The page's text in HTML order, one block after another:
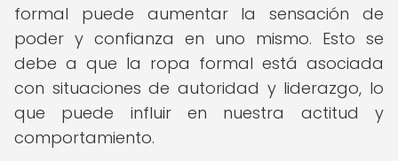
formal puede aumentar la sensación de
poder y confianza en uno mismo. Esto se
debe a que la ropa formal está asociada
con situaciones de autoridad y liderazgo, lo
que puede influir en nuestra actitud y
comportamiento.